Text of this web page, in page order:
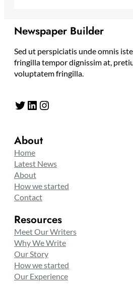
Newspaper Builder
Sed ut perspiciatis unde omnis
fringilla tempor dignissim at,
voluptatem fringilla.
Twitter LinkedIn Instagram
About
Home
Latest News
About
How we started
Contact
Resources
Meet Our Writers
Why We Write
Our Story
How we started
Our Experience